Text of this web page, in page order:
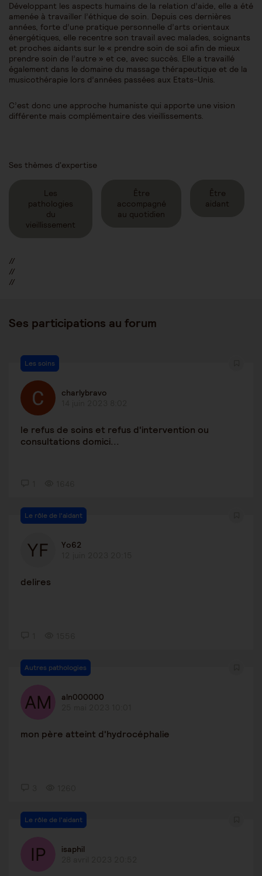
Développant les aspects humains de la relation d’aide, elle a été
amenée à travailler l’éthique de soin. Depuis ces dernières
années, forte d’une pratique personnelle d’arts orientaux
énergétiques, elle recentre son travail avec malades, soignants
et proches aidants sur le « prendre soin de soi afin de mieux
prendre soin de l’autre » et ce, avec succès. Elle a travaillé
également dans le domaine du massage thérapeutique et de la
musicothérapie lors d’années passées aux Etats-Unis.
C’est donc une approche humaniste qui apporte une vision
différente mais complémentaire des vieillissements.
Ses thèmes d'expertise
Les
pathologies
du
vieillissement
Être
accompagné
au quotidien
Être
aidant
//
//
//
Ses participations au forum
Les soins
charlybravo
le refus de soins et refus d'intervention ou
consultations domici...
Le rôle de l'aidant
Yo62
delires
Autres pathologies
aln000000
mon père atteint d'hydrocéphalie
Le rôle de l'aidant
isaphil